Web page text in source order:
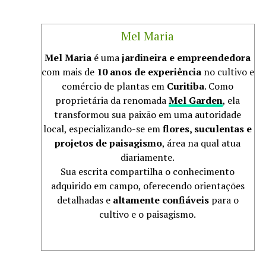
Mel Maria
Mel Maria é umajardineira e empreendedora
com mais de 10 anos de experiênciano cultivo e
comércio de plantas em Curitiba. Como
proprietária da renomadaMel Garden, ela
transformou sua paixão em uma autoridade
local, especializando-se emflores, suculentas e
projetos de paisagismo, área na qual atua
diariamente.
Sua escrita compartilha o conhecimento
adquirido em campo, oferecendo orientações
detalhadas e altamente confiáveispara o
cultivo e o paisagismo.